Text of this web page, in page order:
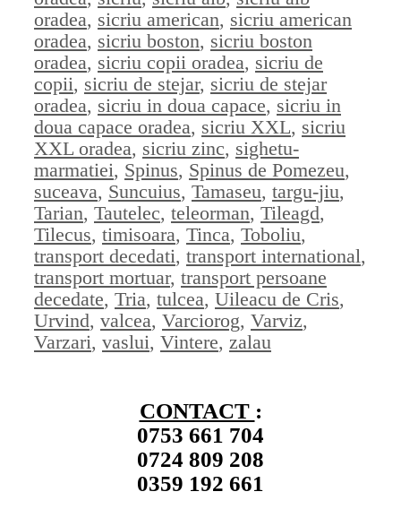
oradea, sicriu american, sicriu american
oradea, sicriu boston, sicriu boston
oradea, sicriu copii oradea, sicriu de
copii, sicriu de stejar, sicriu de stejar
oradea, sicriu in doua capace, sicriu in
doua capace oradea, sicriu XXL, sicriu
XXL oradea, sicriu zinc, sighetu-
marmatiei, Spinus, Spinus de Pomezeu,
suceava, Suncuius, Tamaseu, targu-jiu,
Tarian, Tautelec, teleorman, Tileagd,
Tilecus, timisoara, Tinca, Toboliu,
transport decedati, transport international,
transport mortuar, transport persoane
decedate, Tria, tulcea, Uileacu de Cris,
Urvind, valcea, Varciorog, Varviz,
Varzari, vaslui, Vintere, zalau
CONTACT :
0753 661 704
0724 809 208
0359 192 661